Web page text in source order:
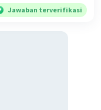
Jawaban terverifikasi